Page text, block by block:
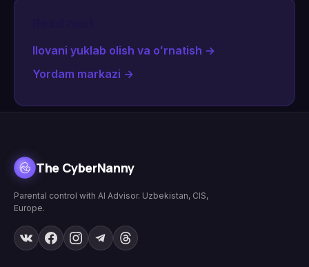
Ilovani yuklab olish va oʻrnatish →
Yordam markazi →
The CyberNanny
Parental control with AI Advisor. Uzbekistan, CIS,
Europe.